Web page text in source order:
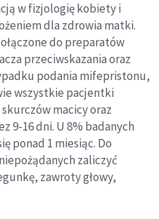
w fizjologię kobiety i
dla zdrowia matki.
do preparatów
przeciwskazania oraz
podania mifepristonu,
wszystkie pacjentki
macicy oraz
9-16 dni. U 8% badanych
ponad 1 miesiąc. Do
zaliczyć
zawroty głowy,